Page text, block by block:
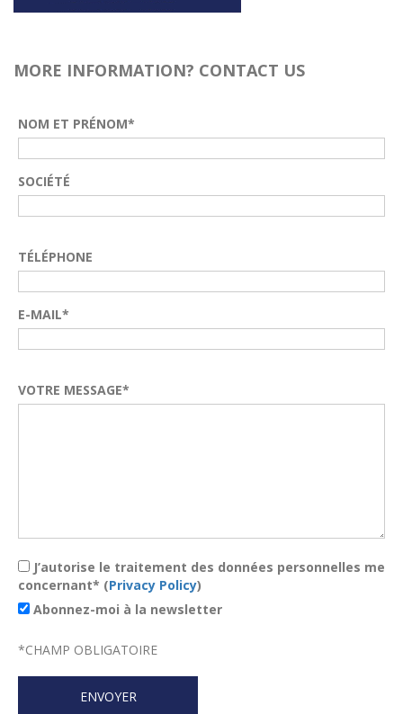
MORE INFORMATION? CONTACT US
NOM ET PRÉNOM*
SOCIÉTÉ
TÉLÉPHONE
E-MAIL*
VOTRE MESSAGE*
J’autorise le traitement des données personnelles me
concernant* (Privacy Policy)
Abonnez-moi à la newsletter
*CHAMP OBLIGATOIRE